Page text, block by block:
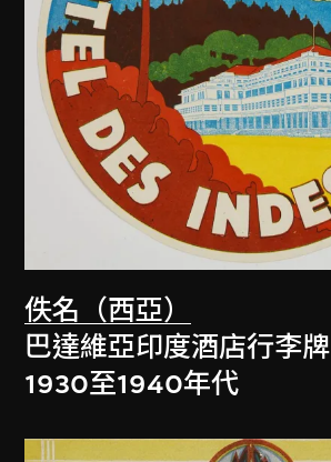
佚名（西亞）
巴達維亞印度酒店行李牌
1930至1940年代